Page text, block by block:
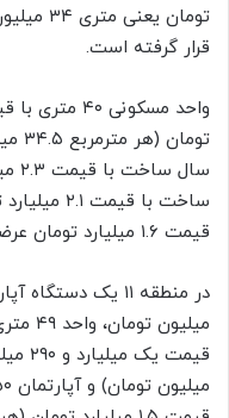
قرار گرفته است.
قیمت ۱.۶ میلیارد تومان عرضه شده است.